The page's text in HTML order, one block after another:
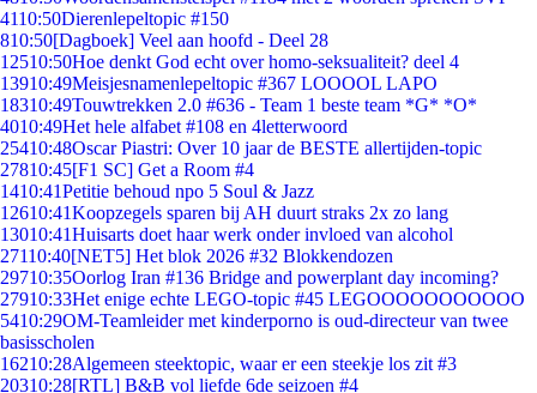
4110:50Dierenlepeltopic #150
810:50[Dagboek] Veel aan hoofd - Deel 28
12510:50Hoe denkt God echt over homo-seksualiteit? deel 4
13910:49Meisjesnamenlepeltopic #367 LOOOOL LAPO
18310:49Touwtrekken 2.0 #636 - Team 1 beste team *G* *O*
4010:49Het hele alfabet #108 en 4letterwoord
25410:48Oscar Piastri: Over 10 jaar de BESTE allertijden-topic
27810:45[F1 SC] Get a Room #4
1410:41Petitie behoud npo 5 Soul & Jazz
12610:41Koopzegels sparen bij AH duurt straks 2x zo lang
13010:41Huisarts doet haar werk onder invloed van alcohol
27110:40[NET5] Het blok 2026 #32 Blokkendozen
29710:35Oorlog Iran #136 Bridge and powerplant day incoming?
27910:33Het enige echte LEGO-topic #45 LEGOOOOOOOOOOO
5410:29OM-Teamleider met kinderporno is oud-directeur van twee
basisscholen
16210:28Algemeen steektopic, waar er een steekje los zit #3
20310:28[RTL] B&B vol liefde 6de seizoen #4